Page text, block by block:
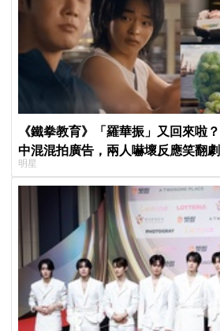
《鐵拳教育》「羅華振」又回來啦
中混混拍廣告，兩人嚇壞反應笑翻
明星